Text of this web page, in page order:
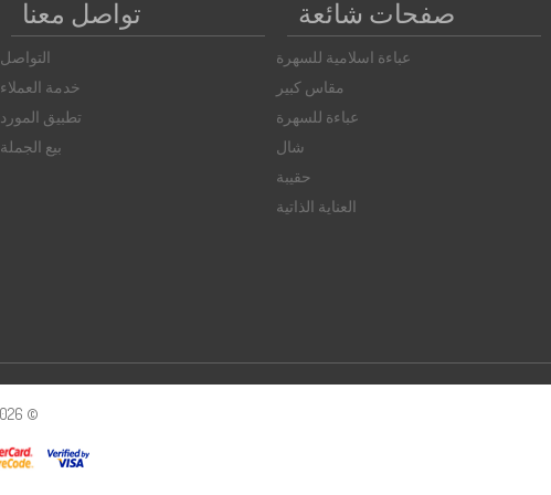
تواصل معنا
التواصل
خدمة العملاء
تطبيق المورد
بيع الجملة
صفحات شائعة
عباءة اسلامية للسهرة
مقاس كبير
عباءة للسهرة
شال
حقيبة
العناية الذاتية
© 2026 SEFAMERVE.COM , جميع الحقوق محفوظة.